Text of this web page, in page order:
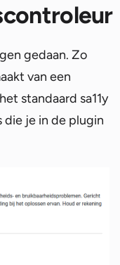
gedaan. Zo
van een
standaard sa11y
je in de plugin